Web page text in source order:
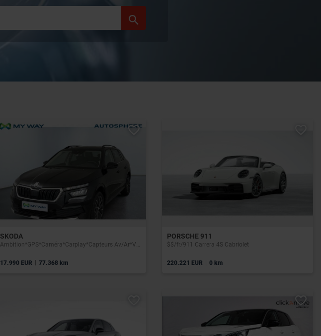
SKODA
17.990 EUR | 77.368 km
PORSCHE 911
$$/fr/911 Carrera 4S Cabriolet
220.221 EUR | 0 km